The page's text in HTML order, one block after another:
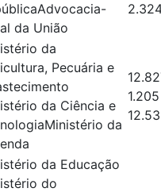
da União
da
Pecuária e
da Ciência e
da
1.205
da Educação
do